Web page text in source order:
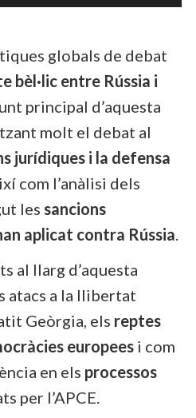
globals de debat
bèl·lic entre Rússia i
principal d’aquesta
molt el debat al
jurídiques i la defensa
com l’anàlisi dels
les sancions
aplicat contra Rússia
al llarg d’aquesta
atacs a la llibertat
Geòrgia, els reptes
europees i com
en els processos
per l’APCE.